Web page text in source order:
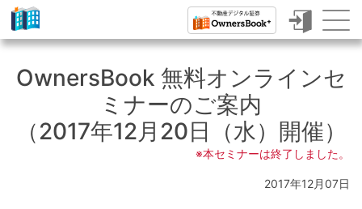
ク
ラ
ド
フ
OwnersBook 無料オンラインセ
ミナーのご案内
（2017年12月20日（水）開催）
※本セミナーは終了しました。
2017年12月07日